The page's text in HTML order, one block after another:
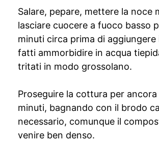
Salare, pepare, mettere la noce
lasciare cuocere a fuoco basso
minuti circa prima di aggiungere
fatti ammorbidire in acqua
tritati in modo grossolano.
Proseguire la cottura per
minuti, bagnando con il brodo
necessario, comunque il
venire ben denso.